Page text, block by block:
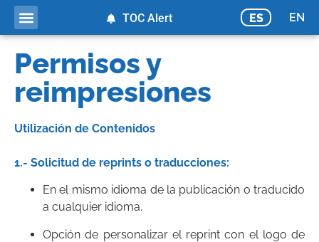
ES EN
TOC Alert
Permisos y
reimpresiones
Utilización de Contenidos
1.- Solicitud de reprints o traducciones:
En el mismo idioma de la publicación o traducido
a cualquier idioma.
Opción de personalizar el reprint con el logo de